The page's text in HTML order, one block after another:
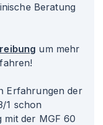
Beratung
um mehr
Erfahrungen der
1 schon
mit der MGF 60